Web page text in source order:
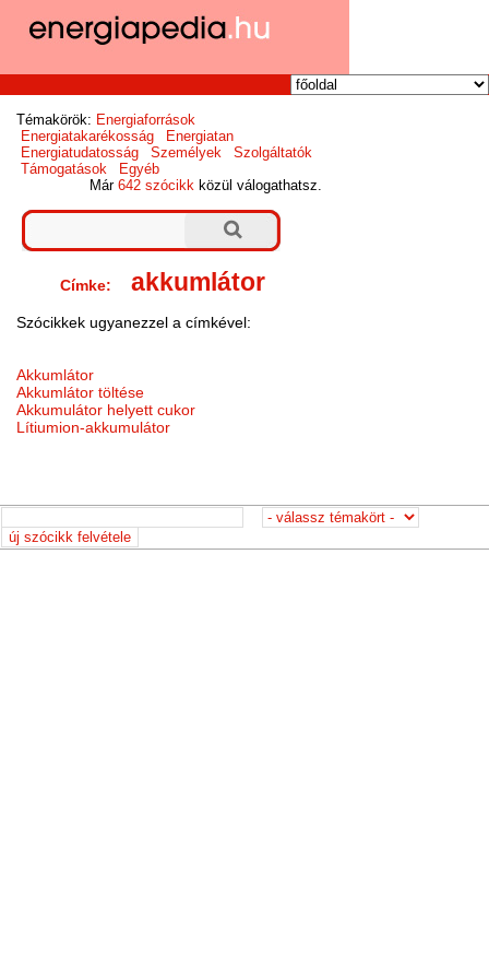
Témakörök: Energiaforrások
Energiatakarékosság
Energiatan
Energiatudatosság
Személyek
Szolgáltatók
Támogatások
Egyéb
Már642 szócikk közül válogathatsz.
Címke: akkumlátor
Szócikkek ugyanezzel a címkével:
Akkumlátor
Akkumlátor töltése
Akkumulátor helyett cukor
Lítiumion-akkumulátor